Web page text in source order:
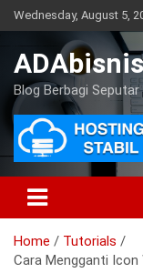
Skip
to
Wednesday, August 5,
Blog Berbagi Seputar
Home
Tutorials
Cara Mengganti